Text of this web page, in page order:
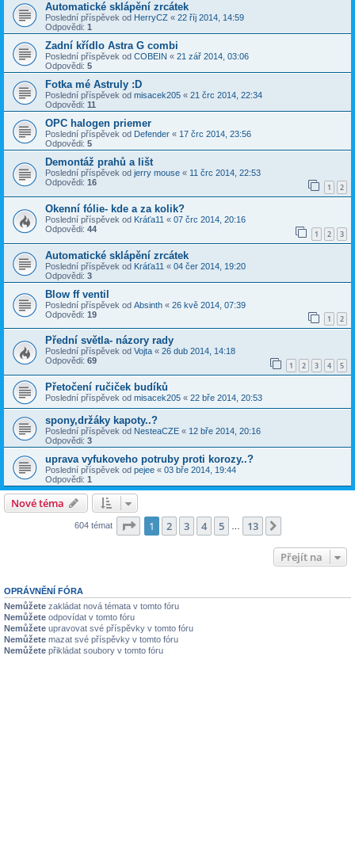
Automatické sklápění zrcátek
Poslední příspěvek od HerryCZ « 22 říj 2014, 14:59
Odpovědi: 1
Zadní křídlo Astra G combi
Poslední příspěvek od COBEIN « 21 zář 2014, 03:06
Odpovědi: 5
Fotka mé Astruly :D
Poslední příspěvek od misacek205 « 21 črc 2014, 22:34
Odpovědi: 11
OPC halogen priemer
Poslední příspěvek od Defender « 17 črc 2014, 23:56
Odpovědi: 5
Demontáž prahů a lišt
Poslední příspěvek od jerry mouse « 11 črc 2014, 22:53
Odpovědi: 16 1 2
Okenní fólie- kde a za kolik?
Poslední příspěvek od Kráťa11 « 07 črc 2014, 20:16
Odpovědi: 44 1 2 3
Automatické sklápění zrcátek
Poslední příspěvek od Kráťa11 « 04 čer 2014, 19:20
Odpovědi: 3
Blow ff ventil
Poslední příspěvek od Absinth « 26 kvě 2014, 07:39
Odpovědi: 19 1 2
Přední světla- názory rady
Poslední příspěvek od Vojta « 26 dub 2014, 14:18
Odpovědi: 69 1 2 3 4 5
Přetočení ručiček budíků
Poslední příspěvek od misacek205 « 22 bře 2014, 20:53
spony,držáky kapoty..?
Poslední příspěvek od NesteaCZE « 12 bře 2014, 20:16
Odpovědi: 3
uprava vyfukoveho potruby proti korozy..?
Poslední příspěvek od pejee « 03 bře 2014, 19:44
Odpovědi: 1
Nové téma
604 témat Stránka z 13
1 2 3 4 5 13
Přejít na
OPRÁVNĚNÍ FÓRA
Nemůžete zakládat nová témata v tomto fóru
Nemůžete odpovídat v tomto fóru
Nemůžete upravovat své příspěvky v tomto fóru
Nemůžete mazat své příspěvky v tomto fóru
Nemůžete přikládat soubory v tomto fóru